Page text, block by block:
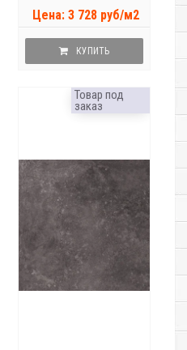
Цена: 3 728 руб/м2
КУПИТЬ
Товар под
заказ